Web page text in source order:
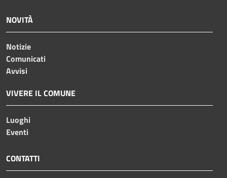
NOVITÀ
Notizie
Comunicati
Avvisi
VIVERE IL COMUNE
Luoghi
Eventi
CONTATTI